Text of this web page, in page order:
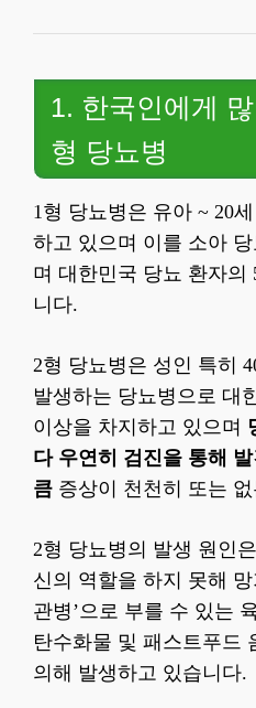
1. 한국인에게
형 당뇨병
1형 당뇨병은 유아 ~ 20
하고 있으며 이를 소아
며 대한민국 당뇨 환자의
니다.
2형 당뇨병은 성인 특히
발생하는 당뇨병으로 대
이상을 차지하고 있으며
다 우연히 검진을 통해
큼 증상이 천천히 또는
2형 당뇨병의 발생 원인
신의 역할을 하지 못해
관병’으로 부를 수 있는
탄수화물 및 패스트푸드
의해 발생하고 있습니다.